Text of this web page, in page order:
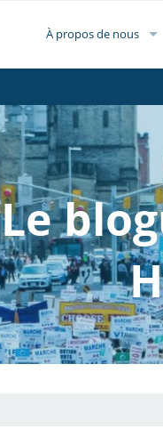
À propos de nous
Le